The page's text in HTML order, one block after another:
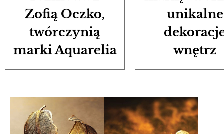
Zofią Oczko,
twórczynią
marki Aquarelia
unikalne
wnętrz